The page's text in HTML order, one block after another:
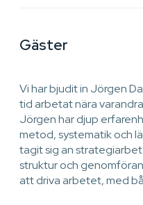
Gäster
Vi har bjudit in Jörgen
tid arbetat nära
Jörgen har djup
metod, systematik och
tagit sig an
struktur och
att driva arbetet, med